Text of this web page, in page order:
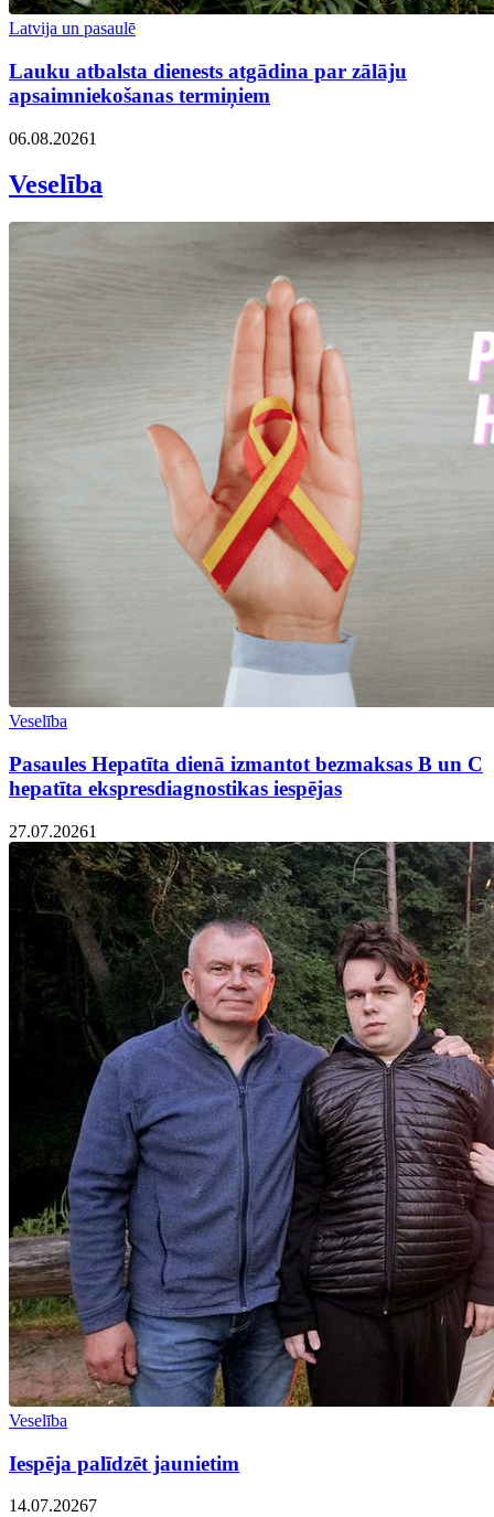
Latvija un pasaulē
Lauku atbalsta dienests atgādina par zālāju
apsaimniekošanas termiņiem
06.08.20261
Veselība
Veselība
Pasaules Hepatīta dienā izmantot bezmaksas B un C
hepatīta ekspresdiagnostikas iespējas
27.07.20261
Veselība
Iespēja palīdzēt jaunietim
14.07.20267